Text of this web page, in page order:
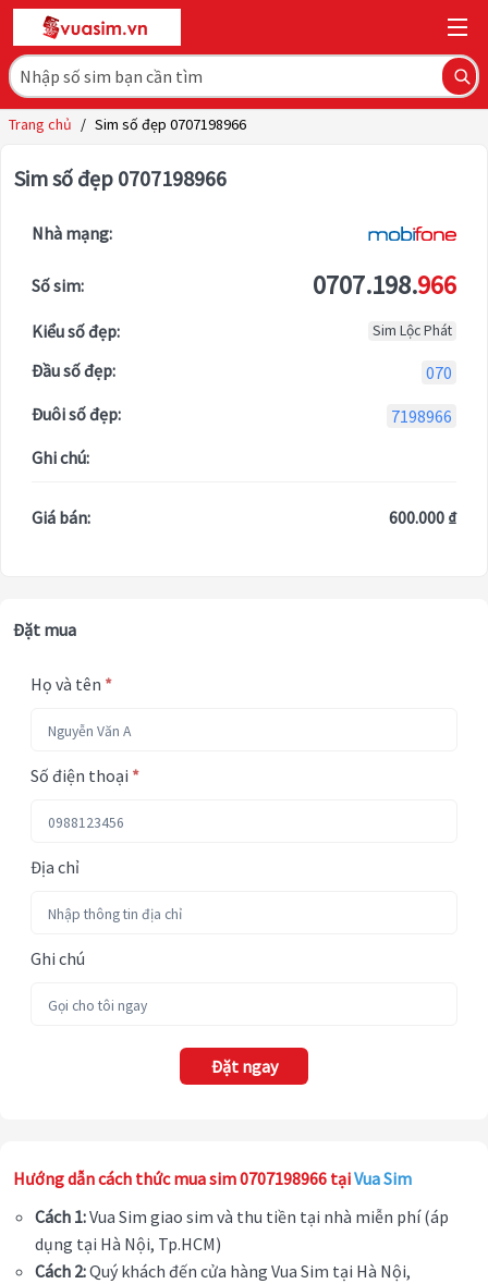
Trang chủ / Sim số đẹp 0707198966
Sim số đẹp 0707198966
Nhà mạng:
Số sim: 0707.198.966
Kiểu số đẹp: Sim Lộc Phát
Đầu số đẹp:
070
Đuôi số đẹp:
7198966
Ghi chú:
Giá bán: 600.000 ₫
Đặt mua
Họ và tên *
Số điện thoại *
Địa chỉ
Ghi chú
Đặt ngay
Hướng dẫn cách thức mua sim 0707198966 tạiVua Sim
Cách 1:Vua Sim giao sim và thu tiền tại nhà miễn phí (áp
dụng tại Hà Nội, Tp.HCM)
Cách 2:Quý khách đến cửa hàng Vua Sim tại Hà Nội,